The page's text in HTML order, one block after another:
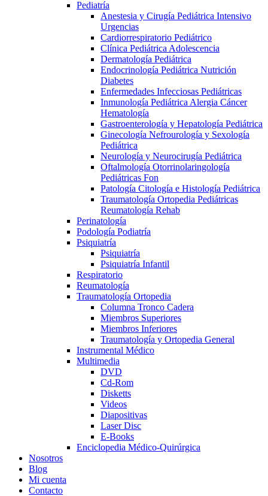
Pediatría
Anestesia y Cirugía Pediátrica Intensivo
Urgencias
Cardiorrespiratorio Pediátrico
Clínica Pediátrica Adolescencia
Dermatología Pediátrica
Endocrinología Pediátrica Nutrición
Diabetes
Enfermedades Infecciosas Pediátricas
Inmunología Pediátrica Alergia Cáncer
Hematología
Gastroenterología y Hepatología Pediátrica
Ginecología Nefrourología y Sexología
Pediátrica
Neurología y Neurocirugía Pediátrica
Oftalmología Otorrinolaringología
Pediátricas Fon
Patología Citología e Histología Pediátrica
Traumatología Ortopedia Pediátricas
Reumatología Rehab
Perinatología
Podología Podiatría
Psiquiatría
Psiquiatría
Psiquiatría Infantil
Respiratorio
Reumatología
Traumatología Ortopedia
Columna Tronco Cadera
Miembros Superiores
Miembros Inferiores
Traumatología y Ortopedia General
Instrumental Médico
Multimedia
DVD
Cd-Rom
Disketts
Videos
Diapositivas
Laser Disc
E-Books
Enciclopedia Médico-Quirúrgica
Nosotros
Blog
Mi cuenta
Contacto